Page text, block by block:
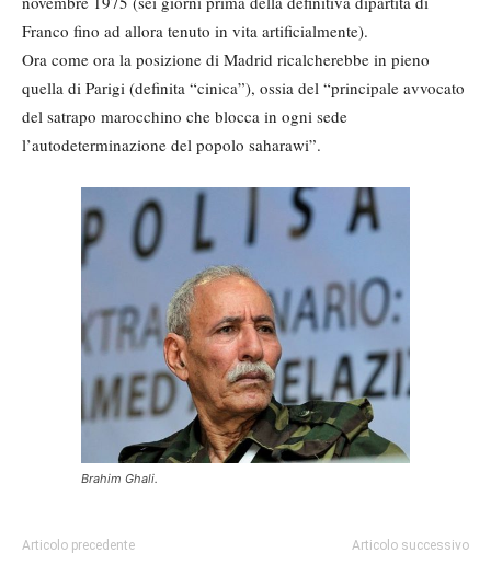
Franco fino ad allora tenuto in vita artificialmente).
Ora come ora la posizione di Madrid ricalcherebbe in pieno
quella di Parigi (definita “cinica”), ossia del “principale avvocato
del satrapo marocchino che blocca in ogni sede
l’autodeterminazione del popolo saharawi”.
Brahim Ghali.
Articolo precedente Articolo successivo